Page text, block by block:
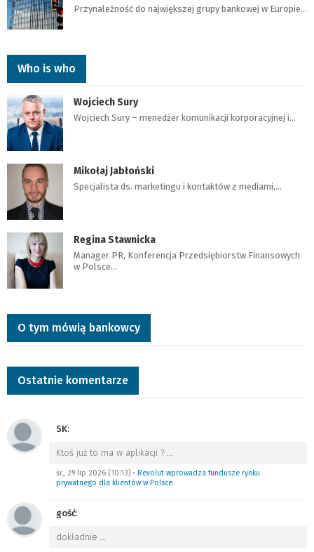
Przynależność do największej grupy bankowej w Europie…
Who is who
Wojciech Sury
Wojciech Sury – menedżer komunikacji korporacyjnej i…
Mikołaj Jabłoński
Specjalista ds. marketingu i kontaktów z mediami,…
Regina Stawnicka
Manager PR, Konferencja Przedsiębiorstw Finansowych
w Polsce…
O tym mówią bankowcy
Ostatnie komentarze
SK:
Ktoś już to ma w aplikacji ? …
śr., 29 lip 2026 (10:13) • Revolut wprowadza fundusze rynku
prywatnego dla klientów w Polsce
gość:
dokładnie …